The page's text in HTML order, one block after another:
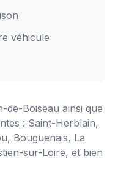
véhicule
de-Boiseau ainsi que
: Saint-Herblain,
Bouguenais, La
sur-Loire, et bien